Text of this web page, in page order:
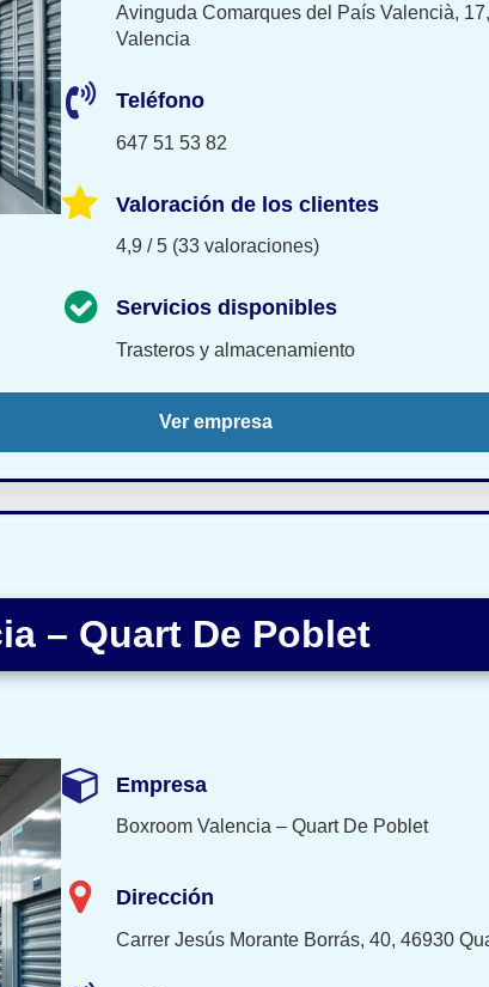
Avinguda Comarques del País Valencià,
Valencia
Teléfono
647 51 53 82
Valoración de los clientes
4,9 / 5 (33 valoraciones)
Servicios disponibles
Trasteros y almacenamiento
Ver empresa
– Quart De Poblet
Empresa
Boxroom Valencia – Quart De Poblet
Dirección
Carrer Jesús Morante Borrás, 40, 46930